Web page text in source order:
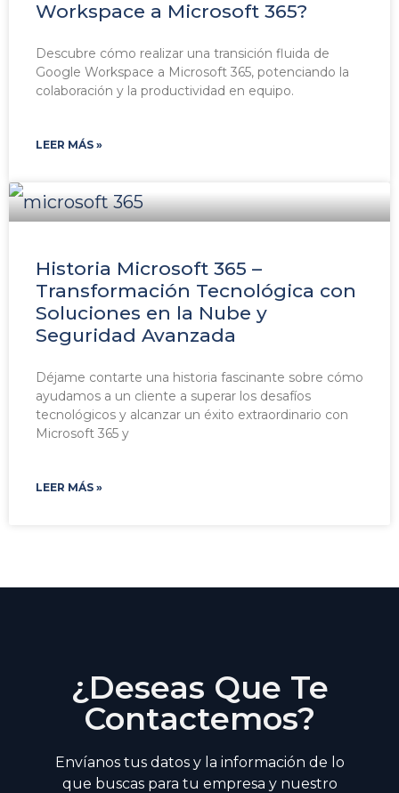
Workspace a Microsoft 365?
Descubre cómo realizar una transición fluida de
Google Workspace a Microsoft 365, potenciando la
colaboración y la productividad en equipo.
LEER MÁS »
Historia Microsoft 365 –
Transformación Tecnológica con
Soluciones en la Nube y
Seguridad Avanzada
Déjame contarte una historia fascinante sobre cómo
ayudamos a un cliente a superar los desafíos
tecnológicos y alcanzar un éxito extraordinario con
Microsoft 365 y
LEER MÁS »
¿Deseas Que Te
Contactemos?
Envíanos tus datos y la información de lo
que buscas para tu empresa y nuestro